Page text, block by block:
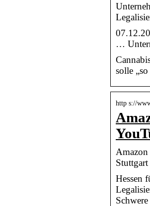
…
solle
http s://
Stuttgart
Hessen